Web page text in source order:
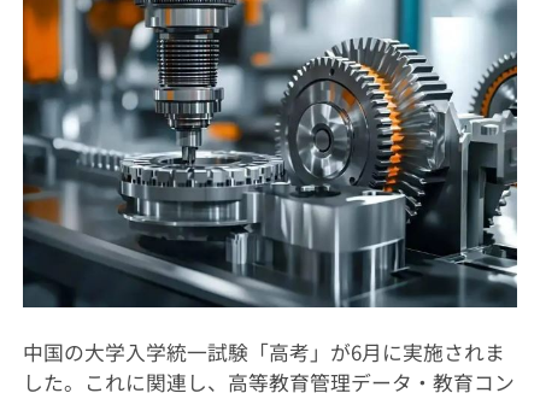
中国の大学入学統一試験「高考」が6月に実施されま
した。これに関連し、高等教育管理データ・教育コン